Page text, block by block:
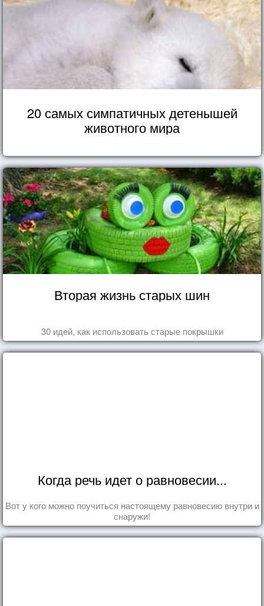
20 самых симпатичных детенышей
животного мира
Вторая жизнь старых шин
30 идей, как использовать старые покрышки
Когда речь идет о равновесии...
Вот у кого можно поучиться настоящему равновесию внутри и
снаружи!